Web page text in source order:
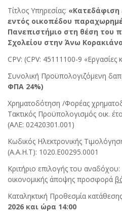
Τίτλος Υπηρεσίας: «Κατεδάφιση
εντός οικοπέδου
Πανεπιστήμιο στη θέση του
Σχολείου στην Άνω
CPV: (CPV: 45111100-9 «Εργασίες
Συνολική Προϋπολογιζόμενη
ΦΠΑ 24%)
Χρηματοδότηση /Φορέας
Τακτικός Προϋπολογισμός οικ.
(ΑΛΕ: 02420301.001)
Κωδικός Ηλεκτρονικής
(A.A.H.T): 1020.E00295.0001
Κριτήριο επιλογής του
οικονομικής άποψης προσφορά
Καταληκτική Προθεσμία
2026 και ώρα 14:00